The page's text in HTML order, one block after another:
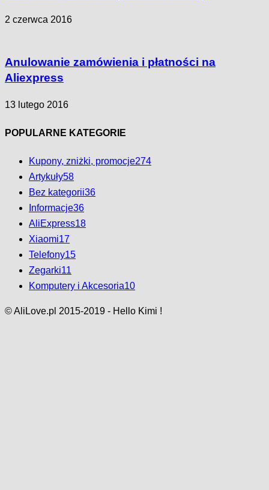
2 czerwca 2016
Anulowanie zamówienia i płatności na
Aliexpress
13 lutego 2016
POPULARNE KATEGORIE
Kupony, zniżki, promocje274
Artykuły58
Bez kategorii36
Informacje36
AliExpress18
Xiaomi17
Telefony15
Zegarki11
Komputery i Akcesoria10
© AliLove.pl 2015-2019 - Hello Kimi !